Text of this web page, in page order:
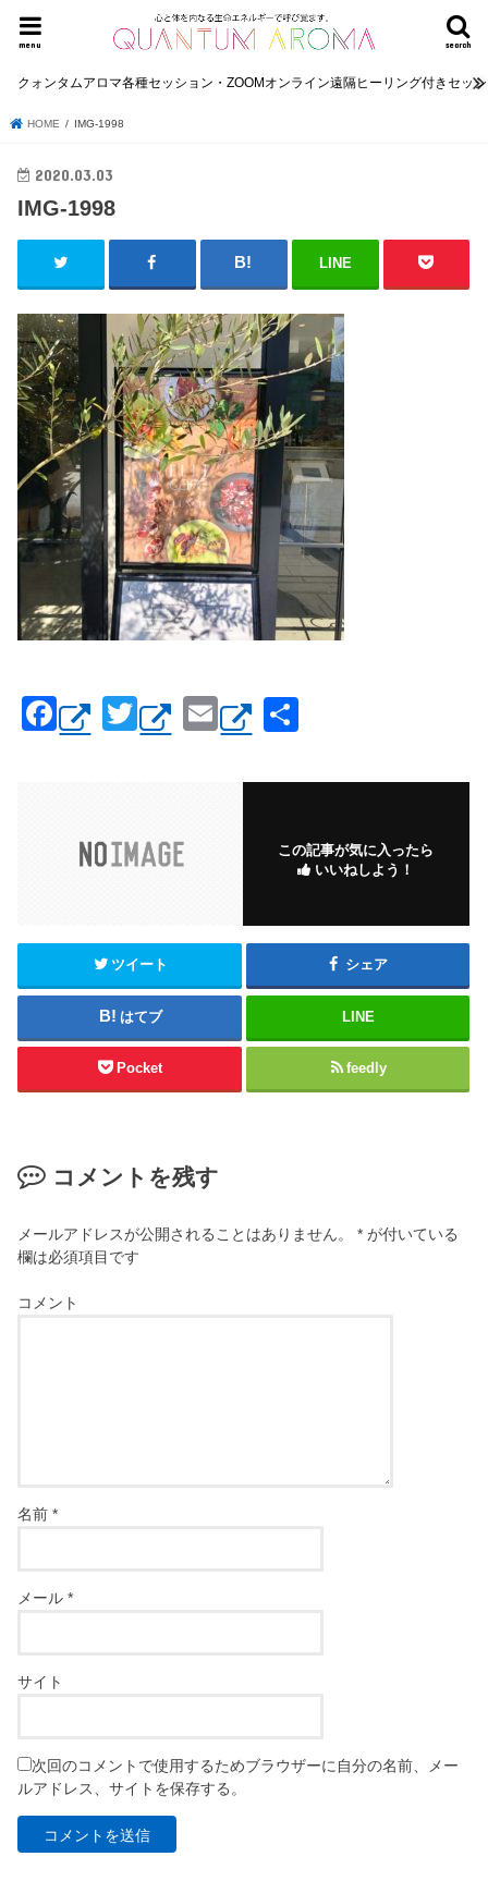
search
menu
クォンタムアロマ各種セッション・ZOOMオンライン遠隔ヒーリング付きセッ
HOME IMG-1998
2020.03.03
IMG-1998
LINE
F
a
T
wi
E
m
ail
この記事が気に入ったら
いいねしよう！
ツイート シェア
はてブ LINE
Pocket feedly
コメントを残す
メールアドレスが公開されることはありません。 * が付いている
欄は必須項目です
コメント
名前*
メール*
サイト
次回のコメントで使用するためブラウザーに自分の名前、メー
ルアドレス、サイトを保存する。